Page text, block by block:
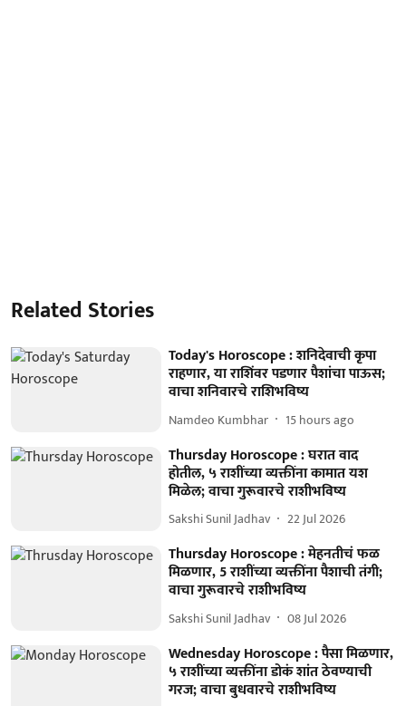
Related Stories
Today's Horoscope : शनिदेवाची कृपा
राहणार, या राशिंवर पडणार पैशांचा पाऊस;
वाचा शनिवारचे राशिभविष्य
Namdeo Kumbhar 15 hours ago
Thursday Horoscope : घरात वाद
होतील, ५ राशींच्या व्यक्तींना कामात यश
मिळेल; वाचा गुरूवारचे राशीभविष्य
Sakshi Sunil Jadhav 22 Jul 2026
Thursday Horoscope : मेहनतीचं फळ
मिळणार, 5 राशींच्या व्यक्तींना पैशाची तंगी;
वाचा गुरूवारचे राशीभविष्य
Sakshi Sunil Jadhav 08 Jul 2026
Wednesday Horoscope : पैसा मिळणार,
५ राशींच्या व्यक्तींना डोकं शांत ठेवण्याची
गरज; वाचा बुधवारचे राशीभविष्य